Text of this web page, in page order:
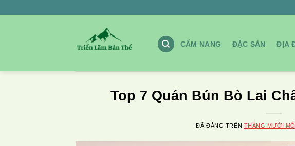
CẨM NANG ĐẶC SẢN ĐỊA
Top 7 Quán Bún Bò Lai
ĐÃ ĐĂNG TRÊN THÁNG MƯỜI